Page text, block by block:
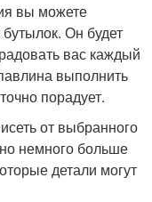
вы можете
Он будет
вас каждый
выполнить
порадует.
от выбранного
немного больше
детали могут